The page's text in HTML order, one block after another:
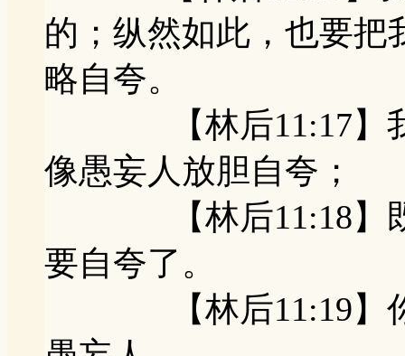
的；纵然如此，也要把
略自夸。
【林后11:17】我
像愚妄人放胆自夸；
【林后11:18】既
要自夸了。
【林后11:19】你